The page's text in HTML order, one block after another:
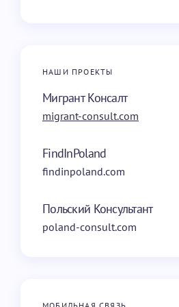
НАШИ ПРОЕКТЫ
Мигрант Консалт
migrant-consult.com
FindInPoland
findinpoland.com
Польский Консультант
poland-consult.com